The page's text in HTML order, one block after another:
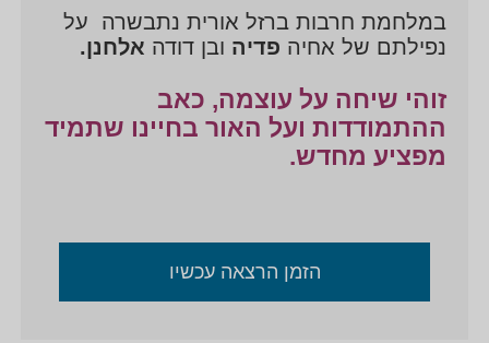
ומבוגרים, חילונים ודתיים, נשים וגברים. סיפור חייה נוגע
בקהלים מגוונים בארץ ובעולם ומעורר השראה לבחור
באור- גם ברגעים החשוכים ביותר.
משרדים ממשלתיים, גופים חינוכיים, גופים
ביטחוניים(צה"ל, שבכ, מוסד) עיריות, קהילות
במלחמת חרבות ברזל אורית נתבשרה על
נפילתם של אחיה פדיה ובן דודה אלחנן.
זוהי שיחה על עוצמה, כאב
ההתמודדות ועל האור בחיינו שתמיד
מפציע מחדש.
הזמן הרצאה עכשיו